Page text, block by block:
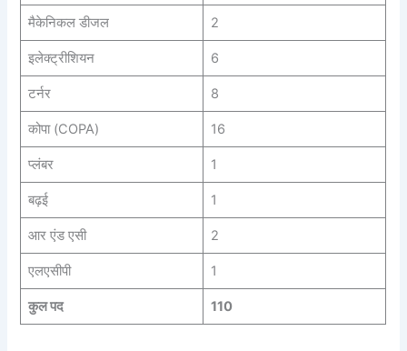
मैकेनिकल डीजल 2
इलेक्ट्रीशियन 6
टर्नर 8
कोपा (COPA) 16
प्लंबर 1
बढ़ई 1
आर एंड एसी 2
एलएसीपी 1
कुल पद 110